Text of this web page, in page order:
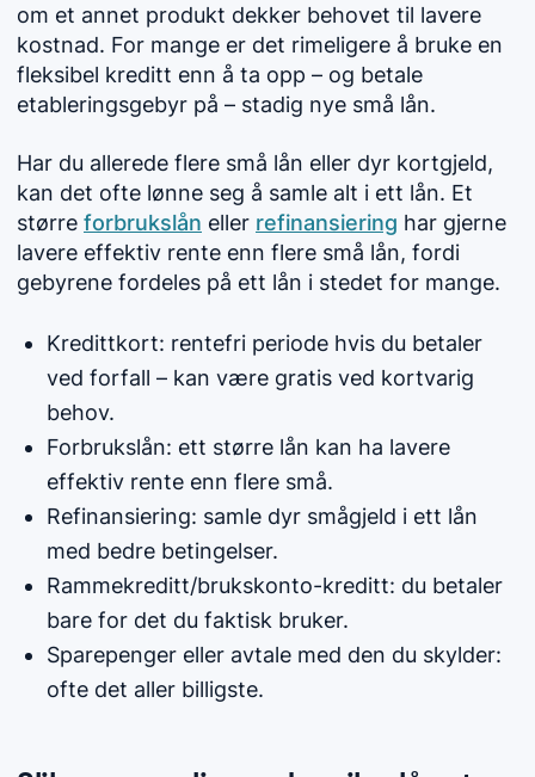
om et annet produkt dekker behovet til lavere
kostnad. For mange er det rimeligere å bruke en
fleksibel kreditt enn å ta opp – og betale
etableringsgebyr på – stadig nye små lån.
Har du allerede flere små lån eller dyr kortgjeld,
kan det ofte lønne seg å samle alt i ett lån. Et
større forbrukslån eller refinansiering har gjerne
lavere effektiv rente enn flere små lån, fordi
gebyrene fordeles på ett lån i stedet for mange.
Kredittkort: rentefri periode hvis du betaler
ved forfall – kan være gratis ved kortvarig
behov.
Forbrukslån: ett større lån kan ha lavere
effektiv rente enn flere små.
Refinansiering: samle dyr smågjeld i ett lån
med bedre betingelser.
Rammekreditt/brukskonto-kreditt: du betaler
bare for det du faktisk bruker.
Sparepenger eller avtale med den du skylder:
ofte det aller billigste.